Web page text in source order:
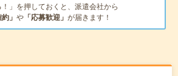
！」を押しておくと、派遣会社から
」 や 「応募歓迎」 が届きます！